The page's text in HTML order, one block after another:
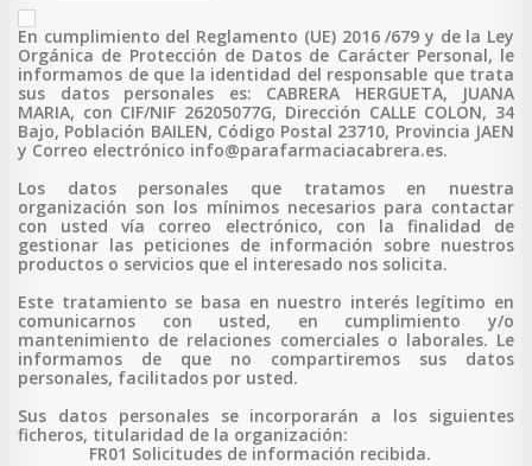
En cumplimiento del Reglamento (UE) 2016 /679 y de la Ley
Orgánica de Protección de Datos de Carácter Personal, le
informamos de que la identidad del responsable que trata
sus datos personales es: CABRERA HERGUETA, JUANA
MARIA, con CIF/NIF 26205077G, Dirección CALLE COLON, 34
Bajo, Población BAILEN, Código Postal 23710, Provincia JAEN
y Correo electrónico info@parafarmaciacabrera.es.
Los datos personales que tratamos en nuestra
organización son los mínimos necesarios para contactar
con usted vía correo electrónico, con la finalidad de
gestionar las peticiones de información sobre nuestros
productos o servicios que el interesado nos solicita.
Este tratamiento se basa en nuestro interés legítimo en
comunicarnos con usted, en cumplimiento y/o
mantenimiento de relaciones comerciales o laborales. Le
informamos de que no compartiremos sus datos
personales, facilitados por usted.
Sus datos personales se incorporarán a los siguientes
ficheros, titularidad de la organización:
FR01 Solicitudes de información recibida.